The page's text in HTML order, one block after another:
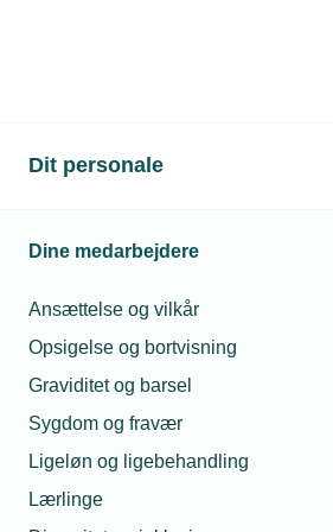
Dit personale
Dine medarbejdere
Ansættelse og vilkår
Opsigelse og bortvisning
Graviditet og barsel
Sygdom og fravær
Ligeløn og ligebehandling
Lærlinge
Trumps told